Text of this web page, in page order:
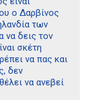
ο Δαρβίνος
των
να δεις τον
σκέτη
να πας και
δεν
να ανεβεί